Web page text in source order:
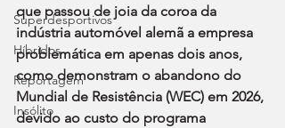
Superdesportivos
Híbridos
Reportagem
Insólito
que passou de joia da coroa da
indústria automóvel alemã a empresa
problemática em apenas dois anos,
como demonstram o abandono do
Mundial de Resistência (WEC) em 2026,
devido ao custo do programa